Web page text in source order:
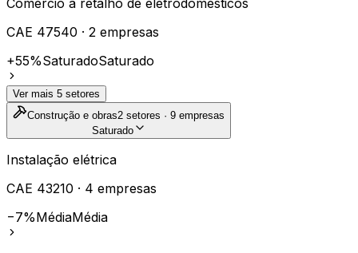
Comércio a retalho de eletrodomésticos
CAE 47540 · 2 empresas
+55%SaturadoSaturado
Ver mais 5 setores
Construção e obras2 setores · 9 empresas
Saturado
Instalação elétrica
CAE 43210 · 4 empresas
−7%MédiaMédia